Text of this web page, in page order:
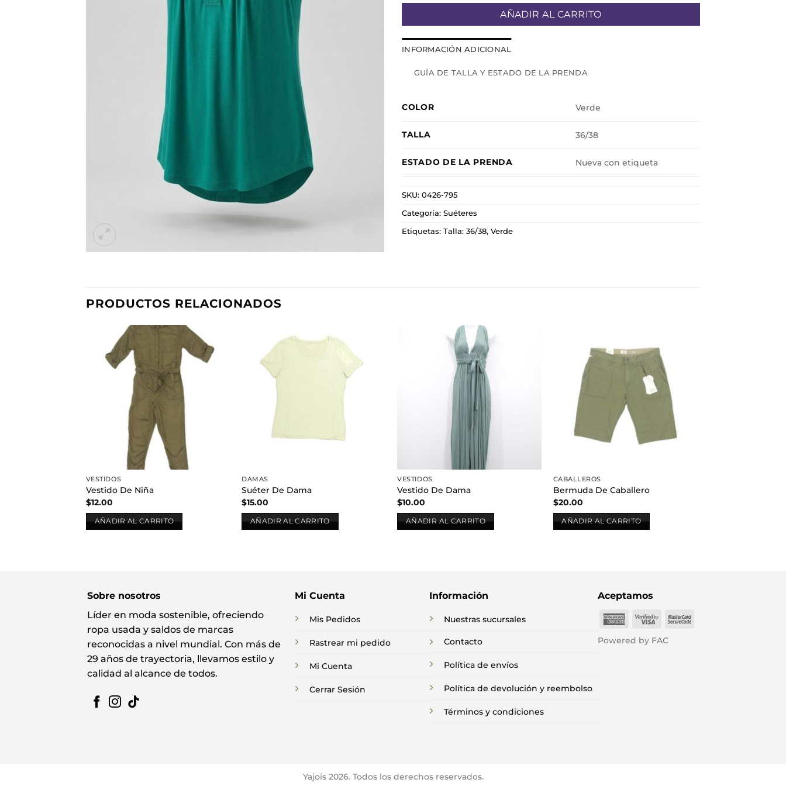
AÑADIR AL CARRITO
INFORMACIÓN ADICIONAL
GUÍA DE TALLA Y ESTADO DE LA PRENDA
COLOR Verde
TALLA 36/38
ESTADO DE LA PRENDA Nueva con etiqueta
SKU: 0426-795
Categoría: Suéteres
Etiquetas: Talla: 36/38, Verde
PRODUCTOS RELACIONADOS
Añadir
a la
VESTIDOS
Vestido De Niña
$12.00
AÑADIR AL CARRITO
Añadir
a la
lista de
DAMAS
Suéter De Dama
$15.00
AÑADIR AL CARRITO
VESTIDOS
Vestido De Dama
$10.00
AÑADIR AL CARRITO
lista de
deseos
CABALLEROS
Bermuda De Caballero
$20.00
AÑADIR AL CARRITO
Sobre nosotros
Líder en moda sostenible, ofreciendo
ropa usada y saldos de marcas
reconocidas a nivel mundial. Con más de
29 años de trayectoria, llevamos estilo y
calidad al alcance de todos.
Mi Cuenta
Mis Pedidos
Rastrear mi pedido
Mi Cuenta
Cerrar Sesión
Información
Nuestras sucursales
Contacto
Política de envíos
Política de devolución y reembolso
Términos y condiciones
Aceptamos
American
Visa
MasterCard
Powered by FAC
Yajois 2026. Todos los derechos reservados.